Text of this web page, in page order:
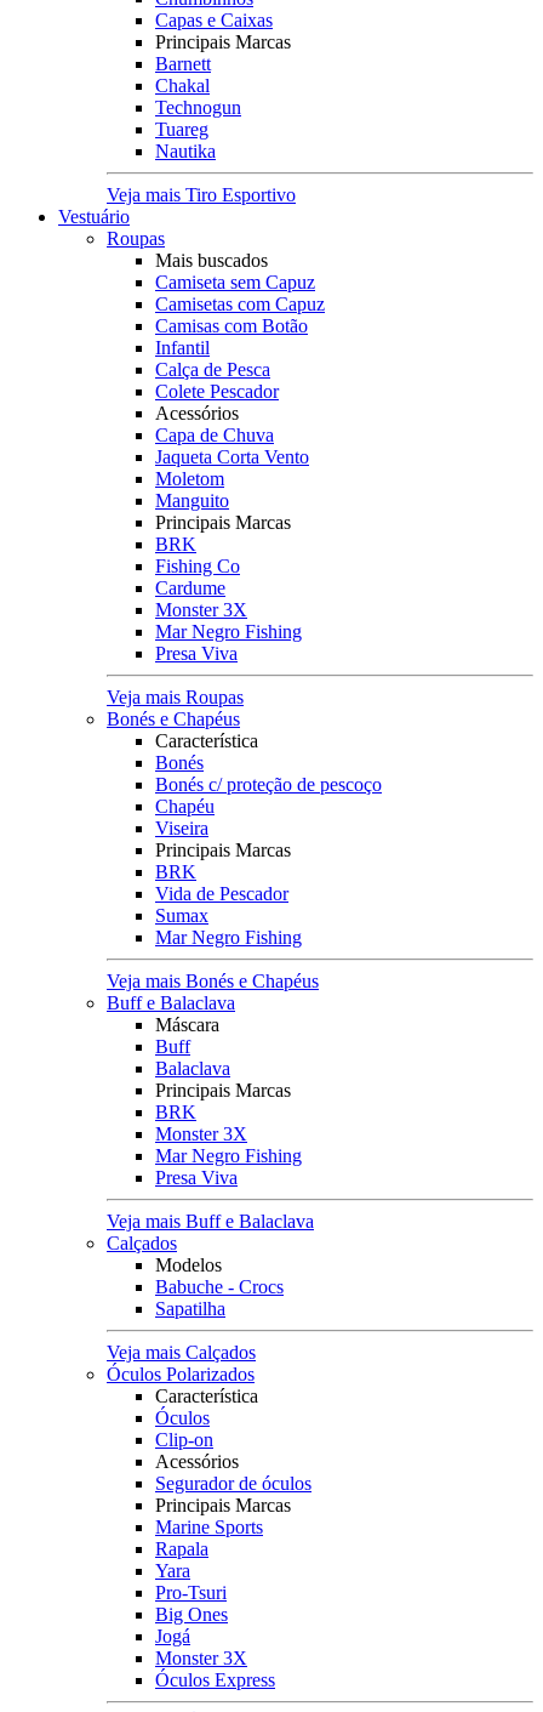
Capas e Caixas
Principais Marcas
Barnett
Chakal
Technogun
Tuareg
Nautika
Veja mais Tiro Esportivo
Vestuário
Roupas
Mais buscados
Camiseta sem Capuz
Camisetas com Capuz
Camisas com Botão
Infantil
Calça de Pesca
Colete Pescador
Acessórios
Capa de Chuva
Jaqueta Corta Vento
Moletom
Manguito
Principais Marcas
BRK
Fishing Co
Cardume
Monster 3X
Mar Negro Fishing
Presa Viva
Veja mais Roupas
Bonés e Chapéus
Característica
Bonés
Bonés c/ proteção de pescoço
Chapéu
Viseira
Principais Marcas
BRK
Vida de Pescador
Sumax
Mar Negro Fishing
Veja mais Bonés e Chapéus
Buff e Balaclava
Máscara
Buff
Balaclava
Principais Marcas
BRK
Monster 3X
Mar Negro Fishing
Presa Viva
Veja mais Buff e Balaclava
Calçados
Modelos
Babuche - Crocs
Sapatilha
Veja mais Calçados
Óculos Polarizados
Característica
Óculos
Clip-on
Acessórios
Segurador de óculos
Principais Marcas
Marine Sports
Rapala
Yara
Pro-Tsuri
Big Ones
Jogá
Monster 3X
Óculos Express